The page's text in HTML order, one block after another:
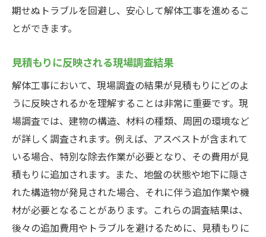
期せぬトラブルを回避し、安心して解体工事を進めるこ
とができます。
見積もりに反映される現場調査結果
解体工事において、現場調査の結果が見積もりにどのよ
うに反映されるかを理解することは非常に重要です。現
場調査では、建物の構造、材料の種類、周囲の環境など
が詳しく調査されます。例えば、アスベストが含まれて
いる場合、特別な除去作業が必要となり、その費用が見
積もりに追加されます。また、地盤の状態や地下に隠さ
れた構造物が発見された場合、それに伴う追加作業や機
材が必要となることがあります。これらの調査結果は、
後々の追加費用やトラブルを避けるために、見積もりに